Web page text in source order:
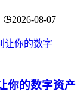
2026-08-07
你的数字资产